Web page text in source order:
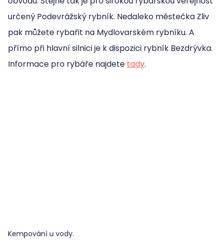
určený Podevrážský rybník. Nedaleko městečka Zliv
pak můžete rybařit na Mydlovarském rybníku. A
přímo při hlavní silnici je k dispozici rybník Bezdrývka.
Informace pro rybáře najdete tady.
Kempování u vody.